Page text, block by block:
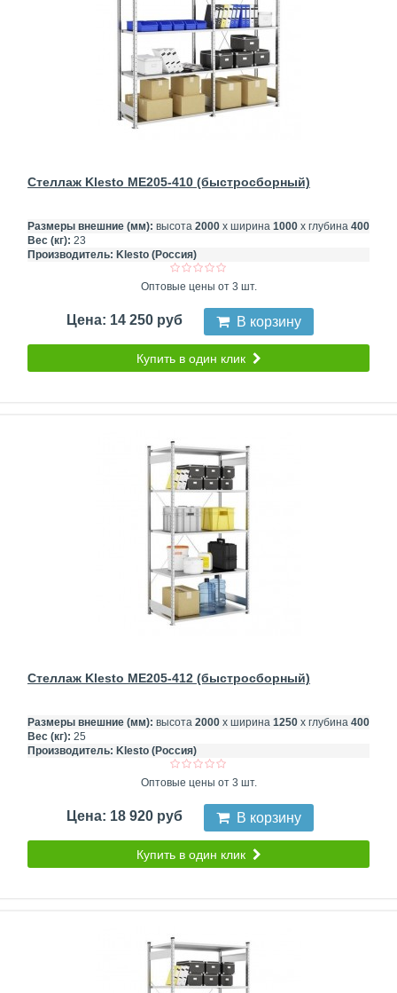
Стеллаж Klesto ME205-410 (быстросборный)
Размеры внешние (мм): высота 2000 х ширина 1000 х глубина 400
Вес (кг): 23
Производитель: Klesto (Россия)
Оптовые цены от 3 шт.
Цена: 14 250 руб В корзину
Купить в один клик
Стеллаж Klesto ME205-412 (быстросборный)
Размеры внешние (мм): высота 2000 х ширина 1250 х глубина 400
Вес (кг): 25
Производитель: Klesto (Россия)
Оптовые цены от 3 шт.
Цена: 18 920 руб В корзину
Купить в один клик